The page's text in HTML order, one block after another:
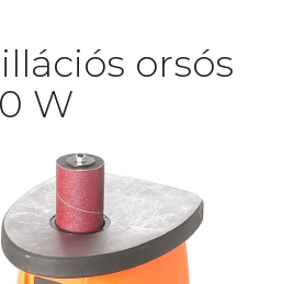
orsós
W